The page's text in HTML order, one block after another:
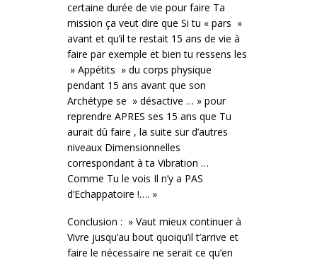
certaine durée de vie pour faire Ta
mission ça veut dire que Si tu « pars »
avant et qu’il te restait 15 ans de vie à
faire par exemple et bien tu ressens les
» Appétits » du corps physique
pendant 15 ans avant que son
Archétype se » désactive … » pour
reprendre APRES ses 15 ans que Tu
aurait dû faire , la suite sur d’autres
niveaux Dimensionnelles
correspondant à ta Vibration …
Comme Tu le vois Il n’y a PAS
d’Echappatoire !…. »
Conclusion : » Vaut mieux continuer à
Vivre jusqu’au bout quoiqu’il t’arrive et
faire le nécessaire ne serait ce qu’en